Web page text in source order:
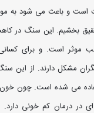
و باعث می شود به
بخشیم. این سنگ در
موثر است. و برای
مشکل دارند. از این
می شده است. چون
ای در درمان کم خونی دارد.